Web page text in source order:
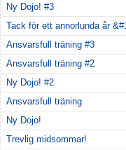
Ny Dojo! #3
Tack för ett annorlunda år
Ansvarsfull träning #3
Ansvarsfull träning #2
Ny Dojo! #2
Ansvarsfull träning
Ny Dojo!
Trevlig midsommar!